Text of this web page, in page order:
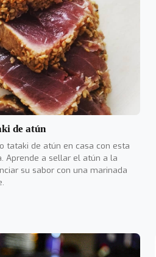
de atún
tataki de atún en casa con esta
Aprende a sellar el atún a la
su sabor con una marinada